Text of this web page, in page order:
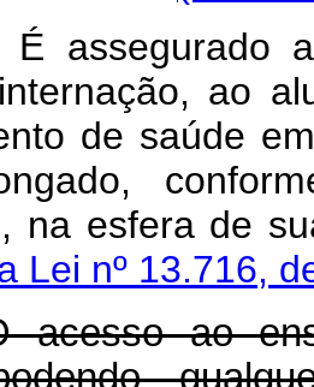
É assegurado
ao
de saúde
na esfera de
Lei nº 13.716,
acesso ao